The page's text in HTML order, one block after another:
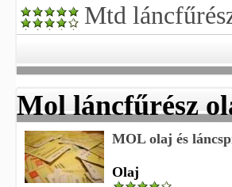
Mtd
Mol láncfűrész
MOL olaj és
Olaj